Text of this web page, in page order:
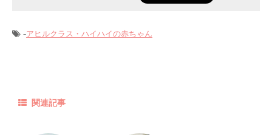
-アヒルクラス・ハイハイの赤ちゃん
関連記事